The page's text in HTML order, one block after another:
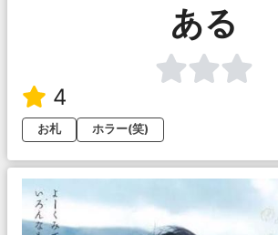
ある
4
お札
ホラー(笑)